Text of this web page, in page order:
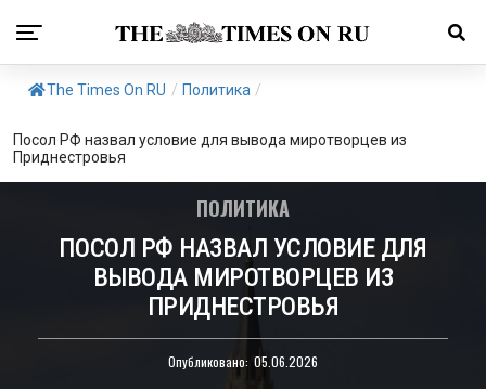
The Times On RU / Политика /
Посол РФ назвал условие для вывода миротворцев из
Приднестровья
ПОЛИТИКА
ПОСОЛ РФ НАЗВАЛ УСЛОВИЕ ДЛЯ
ВЫВОДА МИРОТВОРЦЕВ ИЗ
ПРИДНЕСТРОВЬЯ
Опубликовано: 05.06.2026